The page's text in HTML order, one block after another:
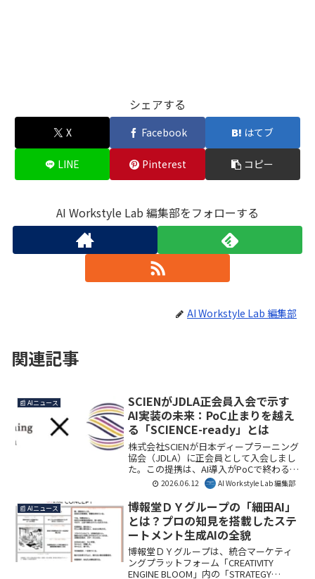
シェアする
X Facebook はてブ
LINE Pinterest コピー
AI Workstyle Lab 編集部をフォローする
AI Workstyle Lab 編集部
関連記事
📰 AIニュース
SCIENがJDLA正会員入会で示す
AI実装の未来：PoC止まりを越え
る「SCIENCE-ready」とは
株式会社SCIENが日本ディープラーニング
協会（JDLA）に正会員として入会しまし
た。この提携は、AI導入がPoCで終わる現
状を打破し、現場の暗黙知を科学化する
「SCIENCE-ready」なAI実装を加速させ
る重要な一歩です。企業のAI活用を次の
段階へ進める上で、注目すべき動きと言
えるでしょう。
2026.06.12 AI Workstyle Lab 編集部
📰 AIニュース
博報堂ＤＹグループの「細田AI」
とは？プロの知見を搭載したステ
ートメント生成AIの全貌
博報堂ＤＹグループは、統合マーケティ
ングプラットフォーム「CREATIVITY
ENGINE BLOOM」内の「STRATEGY